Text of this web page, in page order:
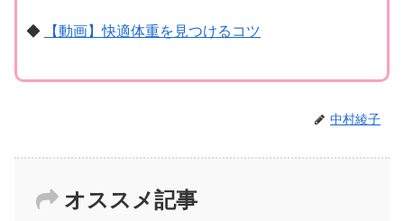
◆ 【動画】快適体重を見つけるコツ
中村綾子
オススメ記事